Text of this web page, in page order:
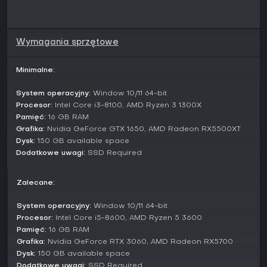
To czysto singlowa produkcja skupiona na fabularnej
spersonalizowaną podróż przez poziomy gry.
Nie ujawniono trybów multiplayerowych, co podkreśla
nacisk na samotną, taktyczną i fabularną progresję.
Fabuła i świat gry
informacji oraz sztucznie podsycanej wściekłości.
Ji Jeongtae bada zamachy terrorystyczne w Seulu i
nawiązuje sojusz z Gavi, odkrywając głębsze spiski z
Katsceny przechodzą płynnie w akcję, potęgując immersję
Wymagania sprzętowe
Minimalne:
System operacyjny: Window 10/11 64-bit
Procesor: Intel Core i3-8100, AMD Ryzen 3 1300X
Pamięć: 16 GB RAM
Grafika: Nvidia GeForce GTX 1650, AMD Radeon RX5500XT
Dysk: 150 GB available space
Dodatkowe uwagi: SSD Required
Zalecane:
System operacyjny: Window 10/11 64-bit
Procesor: Intel Core i5-8600, AMD Ryzen 5 3600
Pamięć: 16 GB RAM
Grafika: Nvidia GeForce RTX 3060, AMD Radeon RX5700
Dysk: 150 GB available space